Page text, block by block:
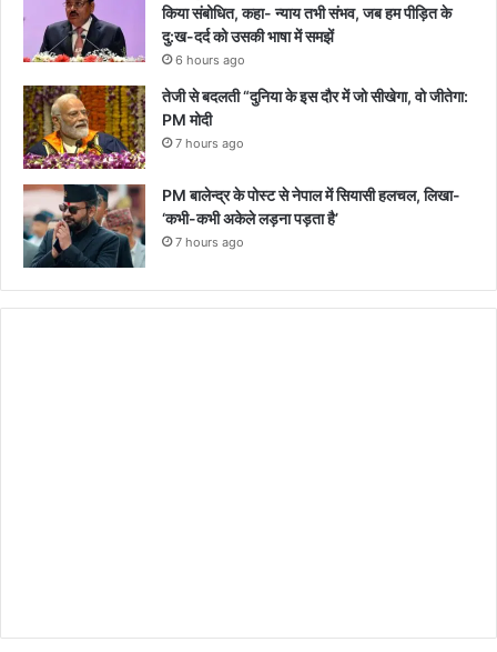
किया संबोधित, कहा- न्याय तभी संभव, जब हम पीड़ित के
दु:ख-दर्द को उसकी भाषा में समझें
6 hours ago
तेजी से बदलती “दुनिया के इस दौर में जो सीखेगा, वो जीतेगा:
PM मोदी
7 hours ago
PM बालेन्द्र के पोस्ट से नेपाल में सियासी हलचल, लिखा-
‘कभी-कभी अकेले लड़ना पड़ता है’
7 hours ago